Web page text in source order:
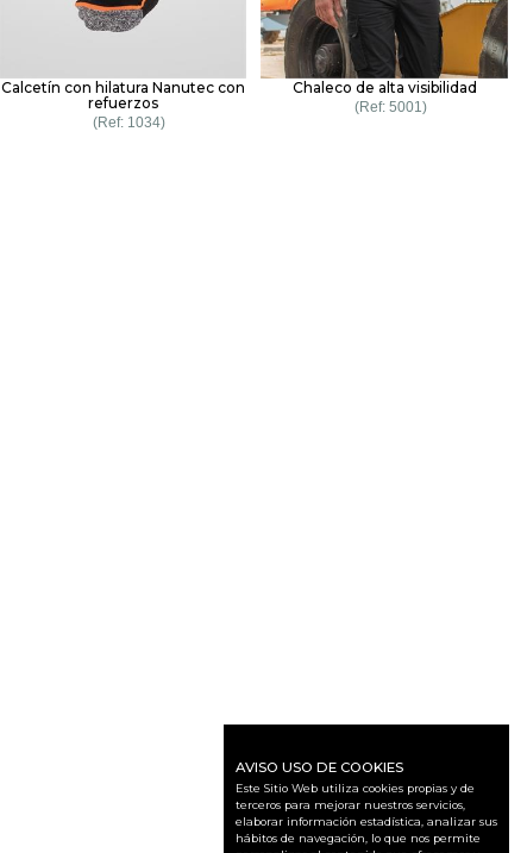
Calcetín con hilatura Nanutec con
refuerzos
1034
Chaleco de alta visibilidad
5001
AVISO USO DE COOKIES
Este Sitio Web utiliza cookies propias y de
terceros para mejorar nuestros servicios,
elaborar información estadística, analizar sus
hábitos de navegación, lo que nos permite